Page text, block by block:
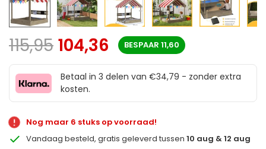
115,95 104,36 BESPAAR 11,60
Betaal in 3 delen van €34,79 - zonder extra
kosten.
Nog maar 6 stuks op voorraad!
Vandaag besteld, gratis geleverd tussen10 aug & 12 aug